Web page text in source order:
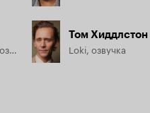
Prince Charming / Princes, озвучка
Том Хиддлстон
Loki, озвучка